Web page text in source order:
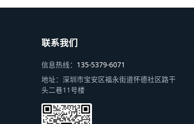
联系我们
信息热线： 135-5379-6071
地址： 深圳市宝安区福永街道怀德社区路干
头二巷11号楼